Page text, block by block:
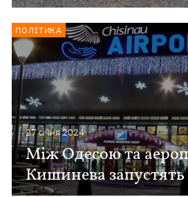
27 сiчня 2024
Між Одесою та
Кишинева запустять
ПОЛІТИКА